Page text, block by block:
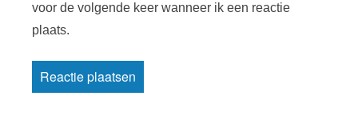
voor de volgende keer wanneer ik een reactie
plaats.